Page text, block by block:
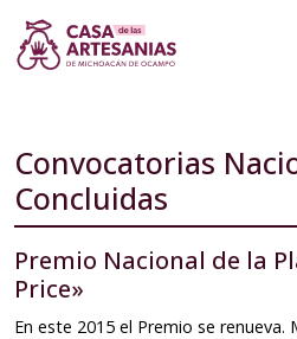
Convocatorias
Concluidas
Premio Nacional de la
Price»
En este 2015 el Premio se